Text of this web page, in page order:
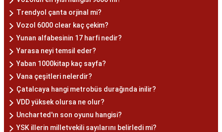
Trendyol çanta orjinal mi?
Vozol 6000 clear kaç çekim?
Yunan alfabesinin 17 harfi nedir?
Yarasa neyi temsil eder?
Yaban 1000kitap kaç sayfa?
Vana çeşitleri nelerdir?
Çatalcaya hangi metrobüs durağında inilir?
VDD yüksek olursa ne olur?
Uncharted'ın son oyunu hangisi?
YSK illerin milletvekili sayılarını belirledi mi?